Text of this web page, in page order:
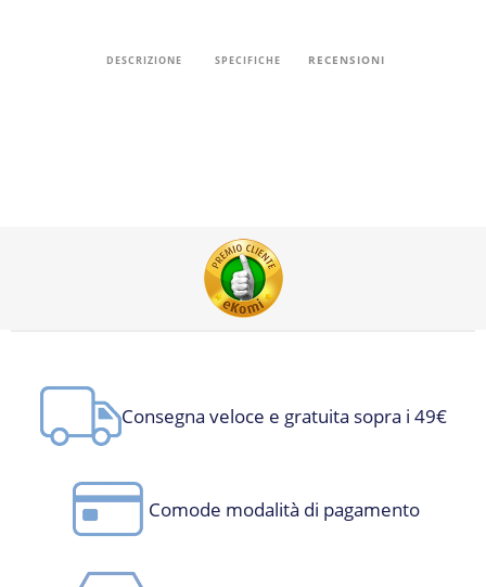
DESCRIZIONE SPECIFICHE RECENSIONI
Consegna veloce e gratuita sopra i 49€
Comode modalità di pagamento